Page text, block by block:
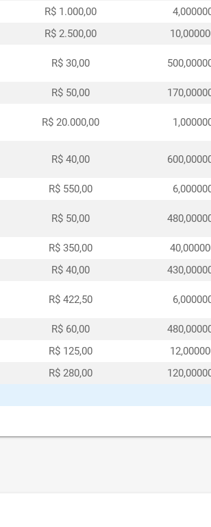
R$ 1.000,00
R$ 2.500,00
R$ 30,00
R$ 50,00
R$ 20.000,00
R$ 40,00
R$ 550,00
R$ 50,00
R$ 350,00
R$ 40,00
R$ 422,50
R$ 60,00
R$ 125,00
R$ 280,00